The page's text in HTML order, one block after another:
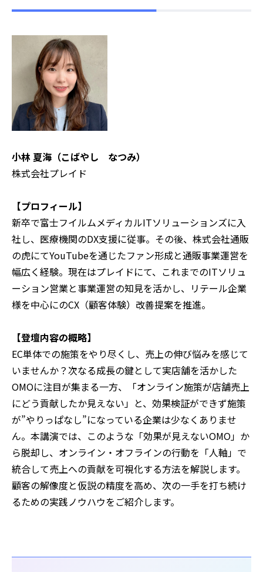
小林 夏海（こばやし なつみ）
株式会社プレイド
【プロフィール】
新卒で富士フイルムメディカルITソリューションズに入
社し、医療機関のDX支援に従事。その後、株式会社通販
の虎にてYouTubeを通じたファン形成と通販事業運営を
幅広く経験。現在はプレイドにて、これまでのITソリュ
ーション営業と事業運営の知見を活かし、リテール企業
様を中心にのCX（顧客体験）改善提案を推進。
【登壇内容の概略】
EC単体での施策をやり尽くし、売上の伸び悩みを感じて
いませんか？次なる成長の鍵として実店舗を活かした
OMOに注目が集まる一方、「オンライン施策が店舗売上
にどう貢献したか見えない」と、効果検証ができず施策
が”やりっぱなし”になっている企業は少なくありませ
ん。本講演では、このような「効果が見えないOMO」か
ら脱却し、オンライン・オフラインの行動を「人軸」で
統合して売上への貢献を可視化する方法を解説します。
顧客の解像度と仮説の精度を高め、次の一手を打ち続け
るための実践ノウハウをご紹介します。